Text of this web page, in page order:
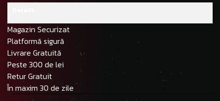
Magazin Securizat
Platformă sigură
Livrare Gratuită
Peste 300 de lei
Retur Gratuit
În maxim 30 de zile